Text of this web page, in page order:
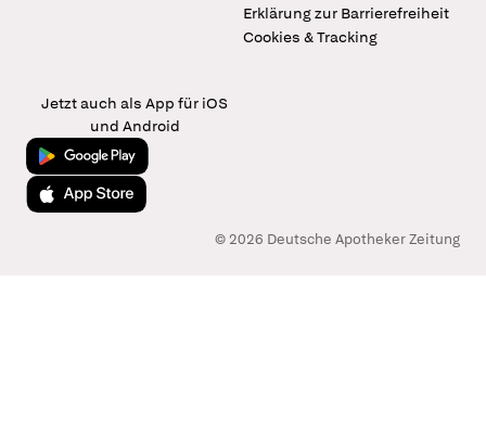
Erklärung zur Barrierefreiheit
Cookies & Tracking
Jetzt auch als App für iOS
und Android
Jetzt bei Google Play
Laden im App Store
© 2026 Deutsche Apotheker Zeitung